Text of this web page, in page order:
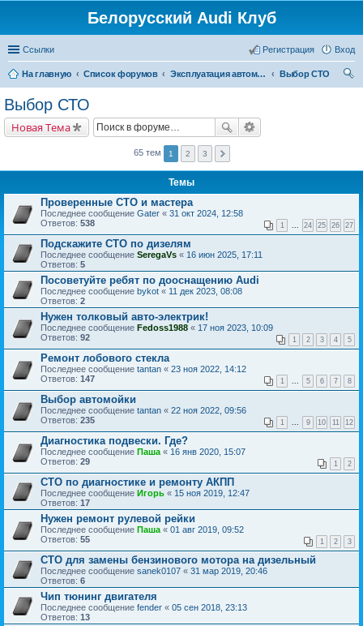
Белорусский Audi Клуб
Ссылки Вход
Регистрация
На главную Список форумов Эксплуатация автомобиля
Выбор СТО
Выбор СТО
Новая Тема
65 тем 1 2 3
Темы
Проверенные СТО и мастера
Последнее сообщение Gater « 31 окт 2024, 12:58
Ответов: 538 1 ... 24 25 26 27
Подскажите СТО по дизелям
Последнее сообщение SeregaVs « 16 июн 2025, 17:11
Ответов: 5
Посоветуйте ребят по дооснащению Audi
Последнее сообщение bykot « 11 дек 2023, 08:08
Ответов: 2
Нужен толковый авто-электрик!
Последнее сообщение Fedoss1988 « 17 ноя 2023, 10:09
Ответов: 92 1 2 3 4 5
Ремонт лобового стекла
Последнее сообщение tantan « 23 ноя 2022, 14:12
Ответов: 147 1 ... 5 6 7 8
Выбор автомойки
Последнее сообщение tantan « 22 ноя 2022, 09:56
Ответов: 235 1 ... 9 10 11 12
Диагностика подвески. Где?
Последнее сообщение Паша « 16 янв 2020, 15:07
Ответов: 29 1 2
СТО по диагностике и ремонту АКПП
Последнее сообщение Игорь « 15 ноя 2019, 12:47
Ответов: 17
Нужен ремонт рулевой рейки
Последнее сообщение Паша « 01 авг 2019, 09:52
Ответов: 55 1 2 3
СТО для замены бензинового мотора на дизельный
Последнее сообщение sanek0107 « 31 мар 2019, 20:46
Ответов: 6
Чип тюнинг двигателя
Последнее сообщение fender « 05 сен 2018, 23:13
Ответов: 13